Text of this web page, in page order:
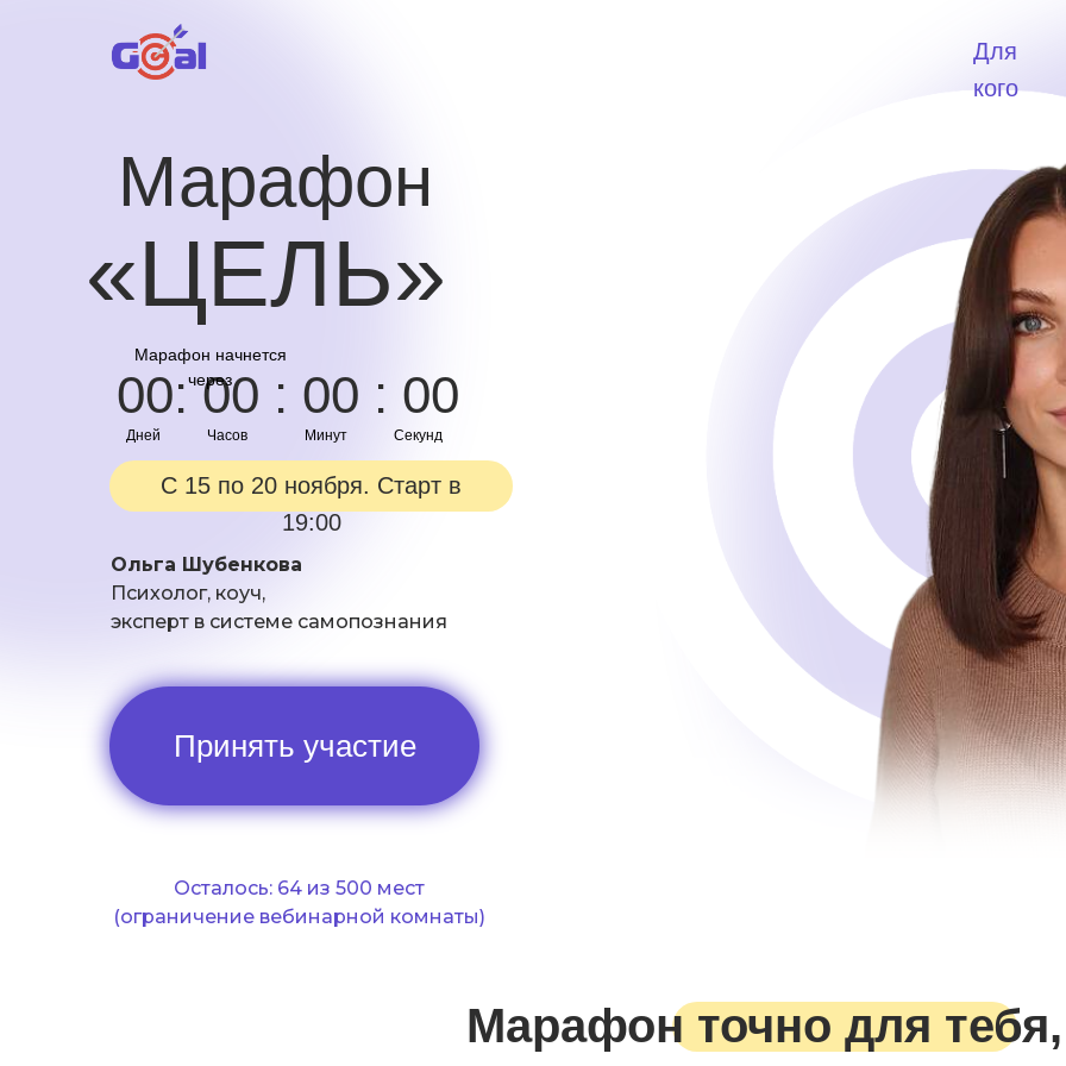
Марафон
С 15 по 20 ноября. Старт в
19:00
00: 00 : 00 : 00
Осталось: 64 из 500 мест
(ограничение вебинарной комнаты)
Ольга Шубенкова
Психолог, коуч,
эксперт в системе самопознания
Дней Часов Минут Секунд
Марафон начнется
через
Принять участие
«ЦЕЛЬ»
Для
кого
Марафон точно для